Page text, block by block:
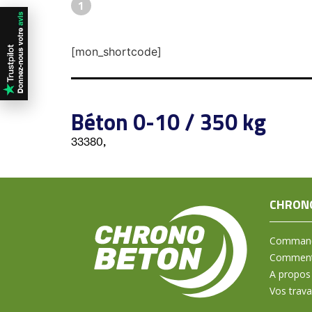
1
[mon_shortcode]
Béton 0-10 / 350 kg
33380,
A propos
Vos